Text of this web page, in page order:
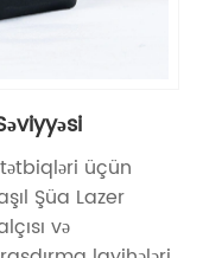
üçün
Şüa Lazer
və